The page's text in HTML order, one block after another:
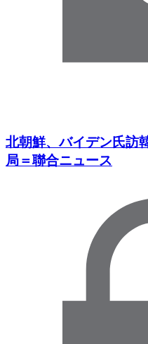
北朝鮮、バイデン氏訪
局＝聯合ニュース